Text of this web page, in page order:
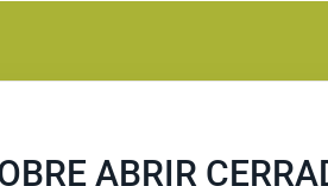
ABRIR